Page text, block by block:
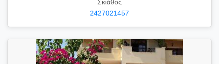
Σκιάθος
2427021457